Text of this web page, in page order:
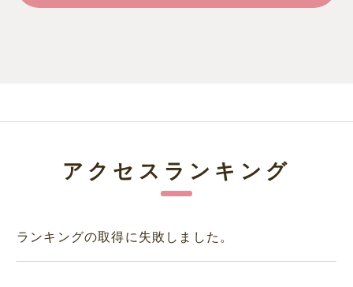
アクセスランキング
ランキングの取得に失敗しました。